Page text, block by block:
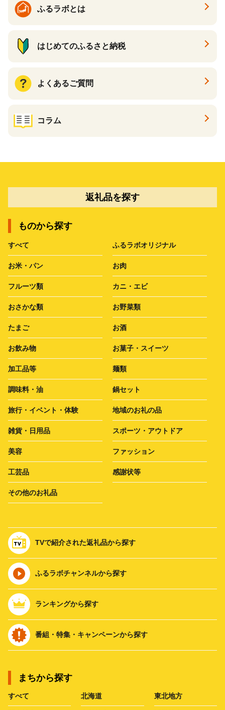
ふるラボとは
はじめてのふるさと納税
よくあるご質問
コラム
返礼品を探す
ものから探す
すべて ふるラボオリジナル
お米・パン お肉
フルーツ類 カニ・エビ
おさかな類 お野菜類
たまご お酒
お飲み物 お菓子・スイーツ
加工品等 麺類
調味料・油 鍋セット
旅行・イベント・体験 地域のお礼の品
雑貨・日用品 スポーツ・アウトドア
美容 ファッション
工芸品 感謝状等
その他のお礼品
TVで紹介された返礼品から探す
ふるラボチャンネルから探す
ランキングから探す
番組・特集・キャンペーンから探す
まちから探す
すべて 北海道 東北地方